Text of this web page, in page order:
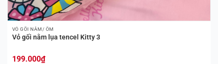
VỎ GỐI NẰM/ ÔM
Vỏ gối nằm lụa tencel Kitty 3
199.000₫